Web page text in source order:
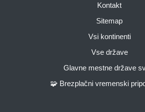
Kontakt
Sitemap
Vsi kontinenti
Vse države
Glavne mestne države
🧩 Brezplačni vremenski